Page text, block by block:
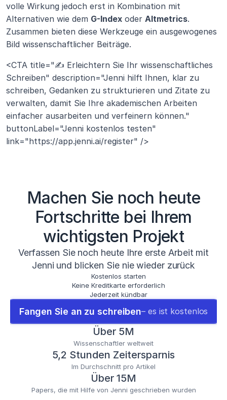
volle Wirkung jedoch erst in Kombination mit
Alternativen wie dem G-Index oder Altmetrics.
Zusammen bieten diese Werkzeuge ein ausgewogenes
Bild wissenschaftlicher Beiträge.
<CTA title="✍️ Erleichtern Sie Ihr wissenschaftliches
Schreiben" description="Jenni hilft Ihnen, klar zu
schreiben, Gedanken zu strukturieren und Zitate zu
verwalten, damit Sie Ihre akademischen Arbeiten
einfacher ausarbeiten und verfeinern können."
buttonLabel="Jenni kostenlos testen"
link="https://app.jenni.ai/register" />
Machen Sie noch heute
Fortschritte bei Ihrem
wichtigsten Projekt
Verfassen Sie noch heute Ihre erste Arbeit mit
Jenni und blicken Sie nie wieder zurück
Kostenlos starten
Keine Kreditkarte erforderlich
Jederzeit kündbar
Fangen Sie an zu schreiben– es ist kostenlos
Über 5M
Wissenschaftler weltweit
5,2 Stunden Zeitersparnis
Im Durchschnitt pro Artikel
Über 15M
Papers, die mit Hilfe von Jenni geschrieben wurden